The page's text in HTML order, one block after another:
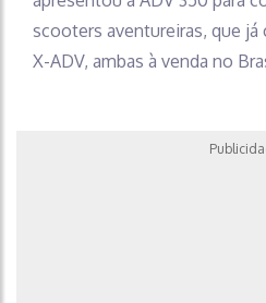
scooters aventureiras, que já
X-ADV, ambas à venda no